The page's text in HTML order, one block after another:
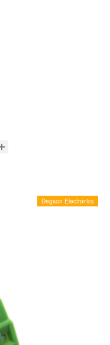
Degson Electronics